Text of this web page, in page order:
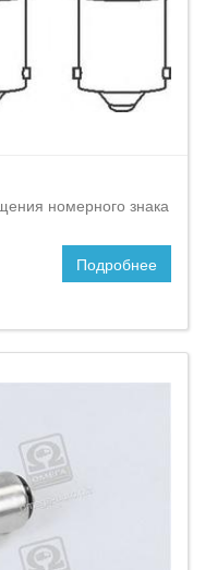
номерного знака
Подробнее